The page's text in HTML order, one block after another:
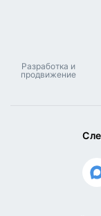
Разработка и
продвижение